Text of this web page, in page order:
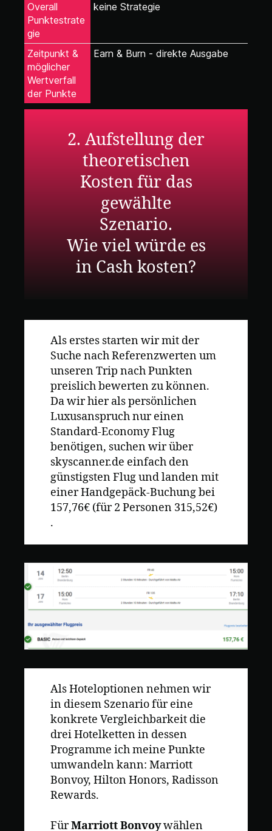
Overall
Punktestrate
gie
keine Strategie
Zeitpunkt &
möglicher
Wertverfall
der Punkte
Earn & Burn - direkte Ausgabe
2. Aufstellung der
theoretischen
Kosten für das
gewählte
Szenario.
Wie viel würde es
in Cash kosten?
Als erstes starten wir mit der
Suche nach Referenzwerten um
unseren Trip nach Punkten
preislich bewerten zu können.
Da wir hier als persönlichen
Luxusanspruch nur einen
Standard-Economy Flug
benötigen, suchen wir über
skyscanner.de einfach den
günstigsten Flug und landen mit
einer Handgepäck-Buchung bei
157,76€ (für 2 Personen 315,52€)
.
Als Hoteloptionen nehmen wir
in diesem Szenario für eine
konkrete Vergleichbarkeit die
drei Hotelketten in dessen
Programme ich meine Punkte
umwandeln kann: Marriott
Bonvoy, Hilton Honors, Radisson
Rewards.
FürMarriott Bonvoywählen